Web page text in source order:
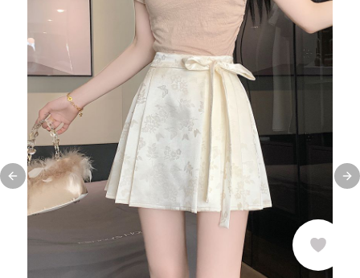
Previous slide